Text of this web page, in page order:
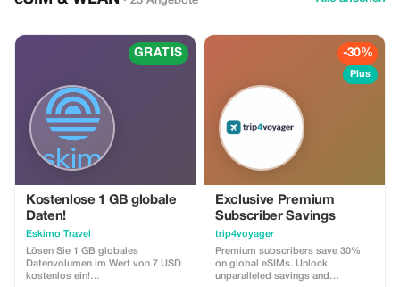
GRATIS
Kostenlose 1 GB globale
Daten!
Eskimo Travel
Lösen Sie 1 GB globales
Datenvolumen im Wert von 7 USD
kostenlos ein!
-30%
Plus
Exclusive Premium
Subscriber Savings
trip4voyager
Premium subscribers save 30%
on global eSIMs. Unlock
unparalleled savings and